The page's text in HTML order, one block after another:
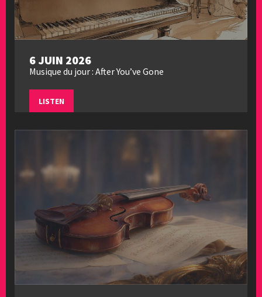
6 JUIN 2026
Musique du jour : After You’ve Gone
LISTEN